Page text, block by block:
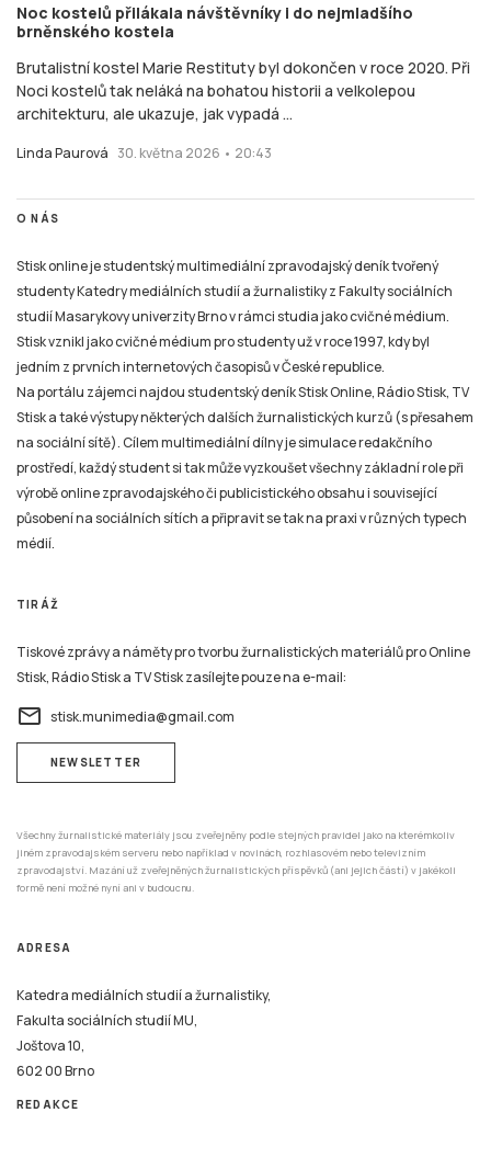
Noc kostelů přilákala návštěvníky i do nejmladšího
brněnského kostela
Brutalistní kostel Marie Restituty byl dokončen v roce 2020. Při
Noci kostelů tak neláká na bohatou historii a velkolepou
architekturu, ale ukazuje, jak vypadá ...
Linda Paurová 30. května 2026 • 20:43
O NÁS
Stisk online je studentský multimediální zpravodajský deník tvořený
studenty Katedry mediálních studií a žurnalistiky z Fakulty sociálních
studií Masarykovy univerzity Brno v rámci studia jako cvičné médium.
Stisk vznikl jako cvičné médium pro studenty už v roce 1997, kdy byl
jedním z prvních internetových časopisů v České republice.
Na portálu zájemci najdou studentský deník Stisk Online, Rádio Stisk, TV
Stisk a také výstupy některých dalších žurnalistických kurzů (s přesahem
na sociální sítě). Cílem multimediální dílny je simulace redakčního
prostředí, každý student si tak může vyzkoušet všechny základní role při
výrobě online zpravodajského či publicistického obsahu i související
působení na sociálních sítích a připravit se tak na praxi v různých typech
médií.
TIRÁŽ
Tiskové zprávy a náměty pro tvorbu žurnalistických materiálů pro Online
Stisk, Rádio Stisk a TV Stisk zasílejte pouze na e-mail:
email stisk.munimedia@gmail.com
NEWSLETTER
Všechny žurnalistické materiály jsou zveřejněny podle stejných pravidel jako na kterémkoliv
jiném zpravodajském serveru nebo například v novinách, rozhlasovém nebo televizním
zpravodajství. Mazání už zveřejněných žurnalistických příspěvků (ani jejich částí) v jakékoli
formě není možné nyní ani v budoucnu.
ADRESA
Katedra mediálních studií a žurnalistiky,
Fakulta sociálních studií MU,
Joštova 10,
602 00 Brno
REDAKCE